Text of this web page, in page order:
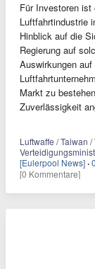
Für Investoren
Luftfahrtindustrie
Hinblick auf die
Regierung auf
Auswirkungen
Markt zu
Zuverlässigkeit
Luftwaffe / Taiwan
[Eulerpool News] ·
[0 Kommentare]